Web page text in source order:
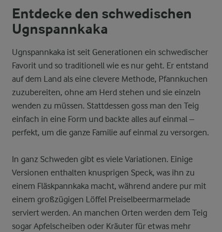
Entdecke den schwedischen
Ugnspannkaka
Ugnspannkaka ist seit Generationen ein schwedischer
Favorit und so traditionell wie es nur geht. Er entstand
auf dem Land als eine clevere Methode, Pfannkuchen
zuzubereiten, ohne am Herd stehen und sie einzeln
wenden zu müssen. Stattdessen goss man den Teig
einfach in eine Form und backte alles auf einmal –
perfekt, um die ganze Familie auf einmal zu versorgen.
In ganz Schweden gibt es viele Variationen. Einige
Versionen enthalten knusprigen Speck, was ihn zu
einem Fläskpannkaka macht, während andere pur mit
einem großzügigen Löffel Preiselbeermarmelade
serviert werden. An manchen Orten werden dem Teig
sogar Apfelscheiben oder Kräuter für etwas mehr